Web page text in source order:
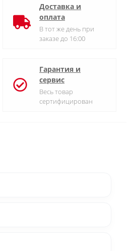
Доставка и
оплата
В тот же день при
заказе до 16:00
Гарантия и
сервис
Весь товар
сертифицирован